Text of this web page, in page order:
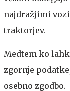
najdražjimi
traktorjev.
Medtem ko
zgornje
osebno zgodbo.